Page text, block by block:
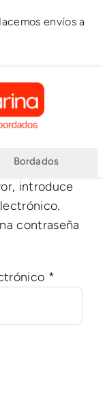
envíos a
Bordados
introduce
contraseña
*